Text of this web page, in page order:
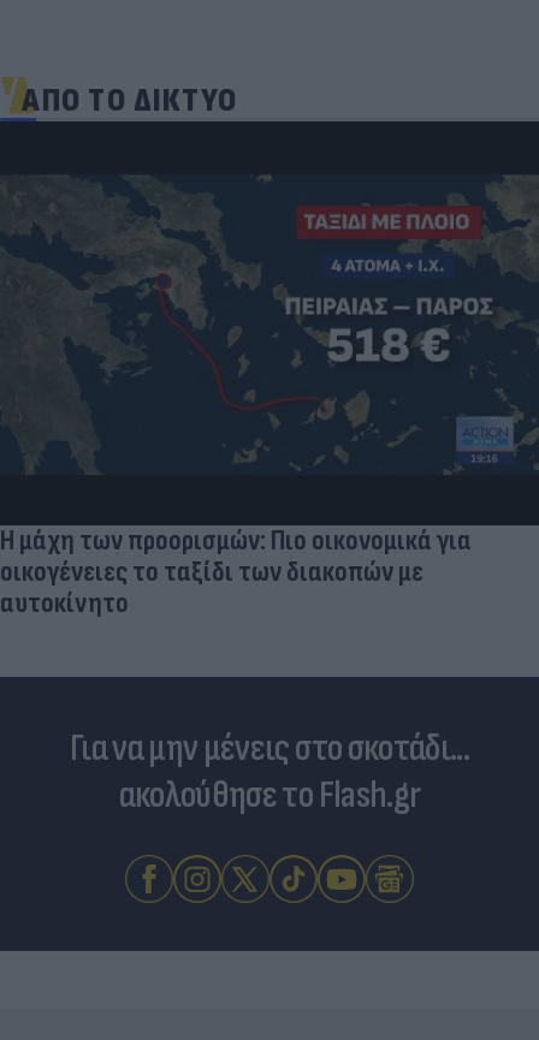
ΑΠΟ ΤΟ ΔΙΚΤΥΟ
Η μάχη των προορισμών: Πιο οικονομικά για
οικογένειες το ταξίδι των διακοπών με
αυτοκίνητο
Για να μην μένεις στο σκοτάδι...
ακολούθησε το Flash.gr